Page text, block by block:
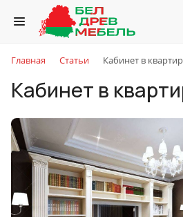
Главная Статьи Кабинет в
Кабинет в